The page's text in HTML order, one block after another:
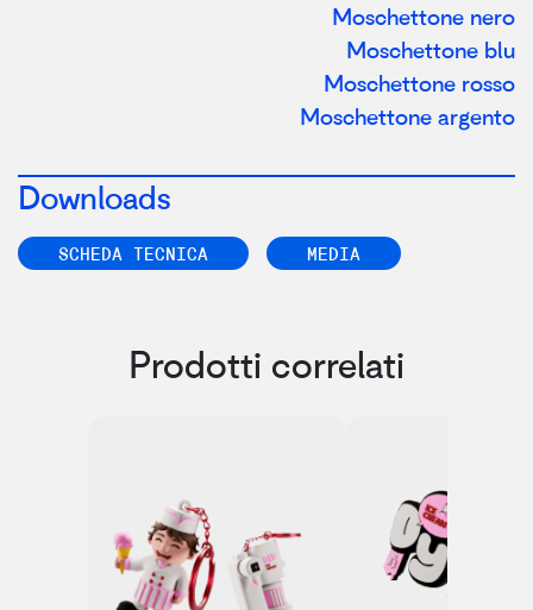
Moschettone nero
Moschettone blu
Moschettone rosso
Moschettone argento
Downloads
SCHEDA TECNICA MEDIA
Prodotti correlati